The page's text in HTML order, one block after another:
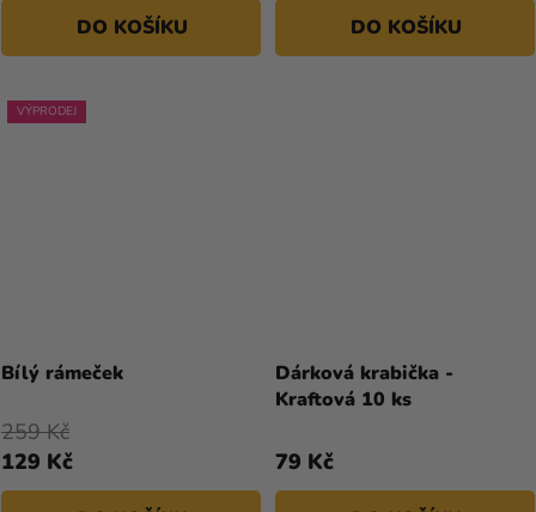
DO KOŠÍKU DO KOŠÍKU
VÝPRODEJ
Bílý rámeček
129 Kč
259 Kč
Dárková krabička -
Kraftová 10 ks
79 Kč